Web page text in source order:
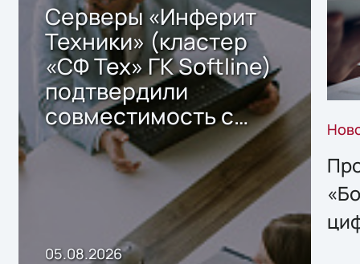
Серверы «Инферит
Техники» (кластер
«СФ Тех» ГК Softline)
подтвердили
совместимость с
решением Sharx
Storage 2.x для
хранения данных
05.08.2026